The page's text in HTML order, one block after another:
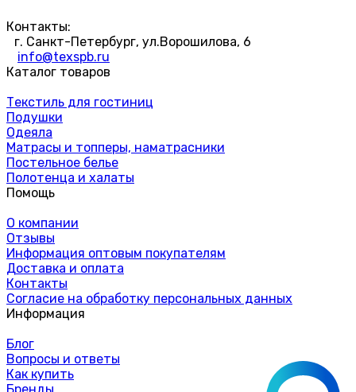
Контакты:
г. Санкт-Петербург, ул.Ворошилова, 6
info@texspb.ru
Каталог товаров
Текстиль для гостиниц
Подушки
Одеяла
Матрасы и топперы, наматрасники
Постельное белье
Полотенца и халаты
Помощь
О компании
Отзывы
Информация оптовым покупателям
Доставка и оплата
Контакты
Согласие на обработку персональных данных
Информация
Блог
Вопросы и ответы
Как купить